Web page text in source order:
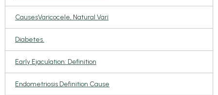
CausesVaricocele, Natural Vari
Diabetes.
Early Ejaculation: Definition
Endometriosis Definition Cause